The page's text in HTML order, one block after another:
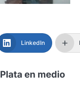
LinkedIn
en medio